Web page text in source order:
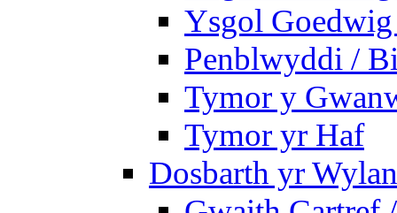
Ysgol
Penblwyddi /
Tymor y
Tymor yr Haf
Dosbarth yr